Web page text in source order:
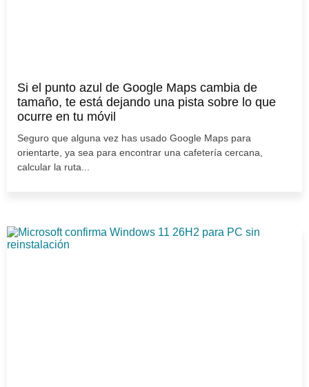
Si el punto azul de Google Maps cambia de
tamaño, te está dejando una pista sobre lo que
ocurre en tu móvil
Seguro que alguna vez has usado Google Maps para
orientarte, ya sea para encontrar una cafetería cercana,
calcular la ruta...